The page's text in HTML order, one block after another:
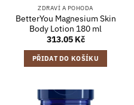
ZDRAVÍ A POHODA
BetterYou Magnesium Skin
Body Lotion 180 ml
313.05 Kč
PŘIDAT DO KOŠÍKU